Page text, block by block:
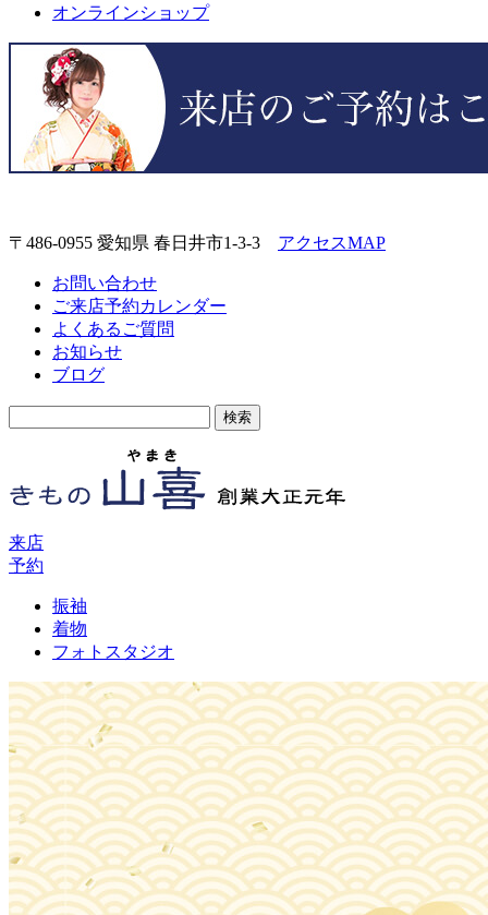
オンラインショップ
〒486-0955 愛知県 春日井市1-3-3 アクセスMAP
お問い合わせ
ご来店予約カレンダー
よくあるご質問
お知らせ
ブログ
来店
予約
振袖
着物
フォトスタジオ